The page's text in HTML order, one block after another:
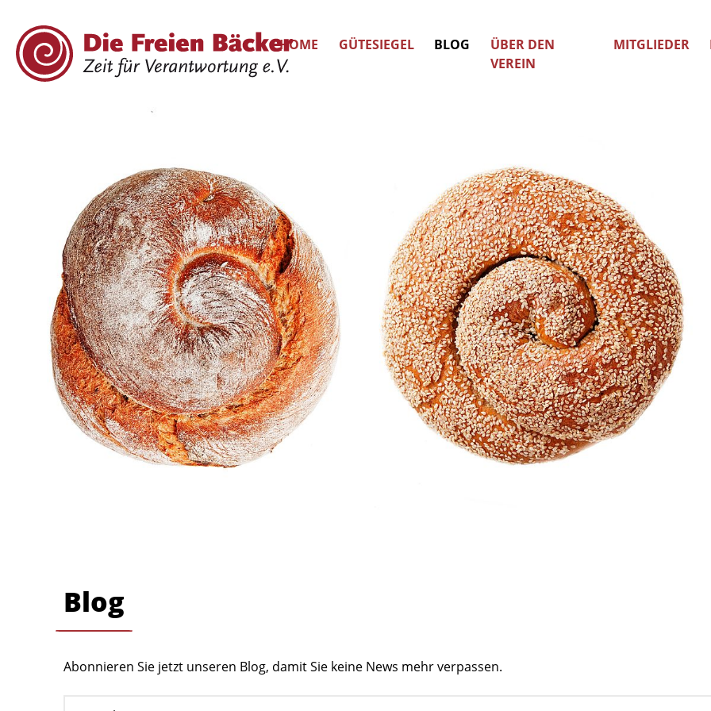
HOME GÜTESIEGEL BLOG
ÜBER DEN
VEREIN
MITGLIEDER
Blog
Abonnieren Sie jetzt unseren Blog, damit Sie keine News mehr verpassen.